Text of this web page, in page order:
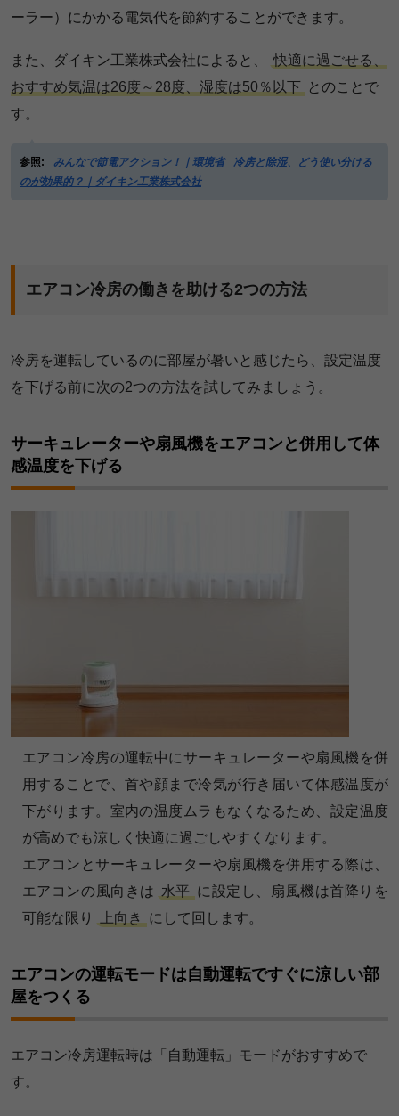
ーラー）にかかる電気代を節約することができます。
また、ダイキン工業株式会社によると、
快適に過ごせる、
おすすめ気温は26度～28度、湿度は50％以下 とのことで
す。
参照: みんなで節電アクション！｜環境省
冷房と除湿、どう使い分ける
のが効果的？｜ダイキン工業株式会社
エアコン冷房の働きを助ける2つの方法
冷房を運転しているのに部屋が暑いと感じたら、設定温度
を下げる前に次の2つの方法を試してみましょう。
サーキュレーターや扇風機をエアコンと併用して体
感温度を下げる
エアコン冷房の運転中にサーキュレーターや扇風機を併
用することで、首や顔まで冷気が行き届いて体感温度が
下がります。室内の温度ムラもなくなるため、設定温度
が高めでも涼しく快適に過ごしやすくなります。
エアコンとサーキュレーターや扇風機を併用する際は、
エアコンの風向きは 水平 に設定し、扇風機は首降りを
可能な限り
上向き にして回します。
エアコンの運転モードは自動運転ですぐに涼しい部
屋をつくる
エアコン冷房運転時は「自動運転」モードがおすすめで
す。